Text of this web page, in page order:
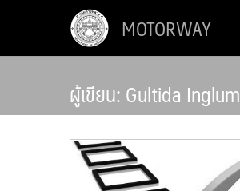
MOTORWAY
ผู้เขียน:Gultida Inglum